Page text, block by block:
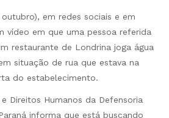
em redes sociais e em
vídeo em que uma pessoa referida
restaurante de Londrina joga água
situação de rua que estava na
do estabelecimento.
Direitos Humanos da Defensoria
informa que está buscando